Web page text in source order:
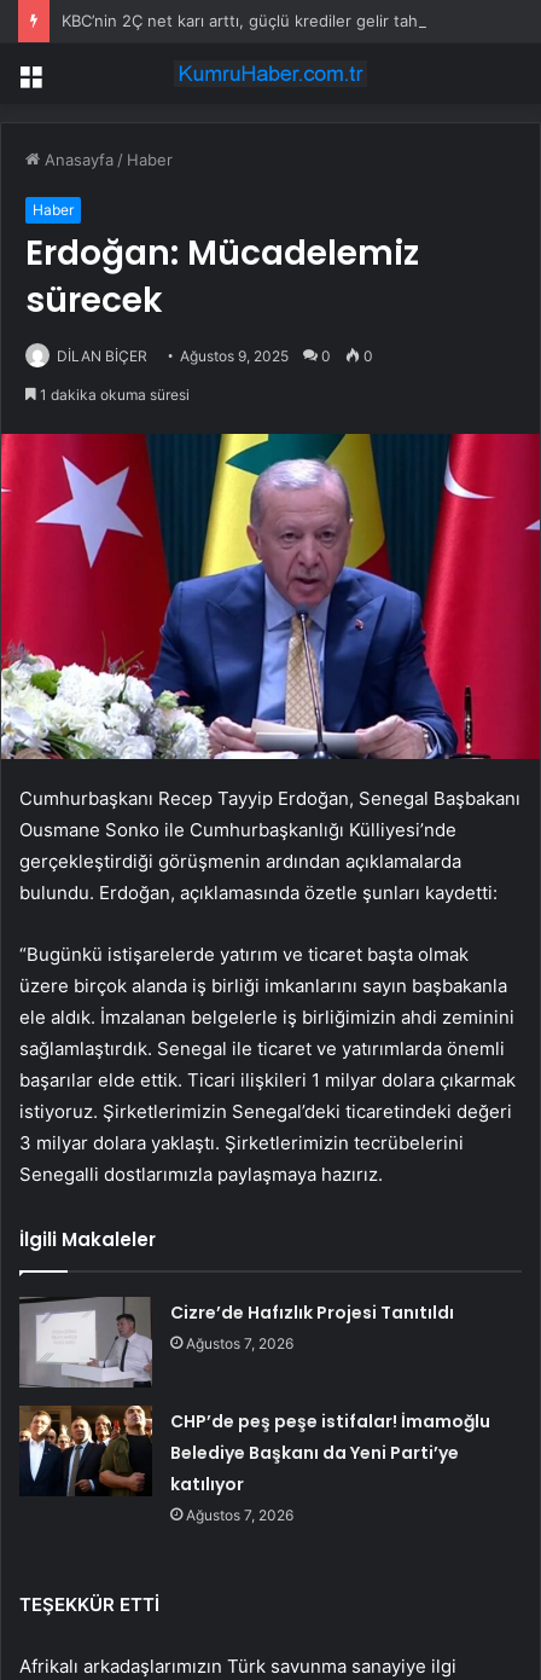
Menü
Anasayfa / Haber
Haber
Erdoğan: Mücadelemiz
sürecek
DİLAN BİÇER Ağustos 9, 2025 0 0
1 dakika okuma süresi
Cumhurbaşkanı Recep Tayyip Erdoğan, Senegal Başbakanı
Ousmane Sonko ile Cumhurbaşkanlığı Külliyesi’nde
gerçekleştirdiği görüşmenin ardından açıklamalarda
bulundu. Erdoğan, açıklamasında özetle şunları kaydetti:
“Bugünkü istişarelerde yatırım ve ticaret başta olmak
üzere birçok alanda iş birliği imkanlarını sayın başbakanla
ele aldık. İmzalanan belgelerle iş birliğimizin ahdi zeminini
sağlamlaştırdık. Senegal ile ticaret ve yatırımlarda önemli
başarılar elde ettik. Ticari ilişkileri 1 milyar dolara çıkarmak
istiyoruz. Şirketlerimizin Senegal’deki ticaretindeki değeri
3 milyar dolara yaklaştı. Şirketlerimizin tecrübelerini
Senegalli dostlarımızla paylaşmaya hazırız.
İlgili Makaleler
Cizre’de Hafızlık Projesi Tanıtıldı
Ağustos 7, 2026
CHP’de peş peşe istifalar! İmamoğlu
Belediye Başkanı da Yeni Parti’ye
katılıyor
Ağustos 7, 2026
TEŞEKKÜR ETTİ
Afrikalı arkadaşlarımızın Türk savunma sanayiye ilgi